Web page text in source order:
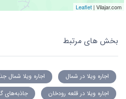
Leaflet | Vilajar.com
بخش های مرتبط
اجاره ویلا در شمال اجاره ویلا شمال
اجاره ویلا در قلعه رودخان
جاذبه‌های